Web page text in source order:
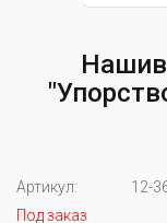
Артикул:
12-
Под заказ